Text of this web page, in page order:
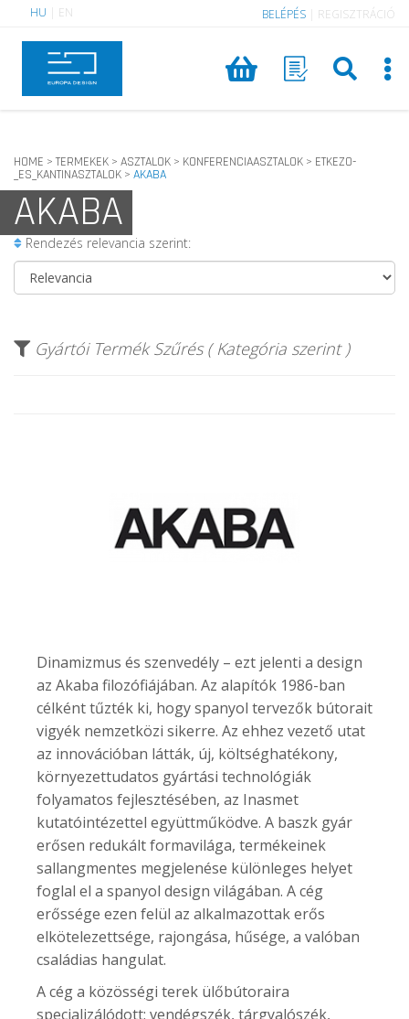
HU EN BELÉPÉS REGISZTRÁCIÓ
HOME > TERMEKEK > ASZTALOK > KONFERENCIAASZTALOK > ETKEZO-
_ES_KANTINASZTALOK > AKABA
AKABA
Rendezés relevancia szerint:
Gyártói Termék Szűrés ( Kategória szerint )
Dinamizmus és szenvedély – ezt jelenti a design
az Akaba filozófiájában. Az alapítók 1986-ban
célként tűzték ki, hogy spanyol tervezők bútorait
vigyék nemzetközi sikerre. Az ehhez vezető utat
az innovációban látták, új, költséghatékony,
környezettudatos gyártási technológiák
folyamatos fejlesztésében, az Inasmet
kutatóintézettel együttműködve. A baszk gyár
erősen redukált formavilága, termékeinek
sallangmentes megjelenése különleges helyet
foglal el a spanyol design világában. A cég
erőssége ezen felül az alkalmazottak erős
elkötelezettsége, rajongása, hűsége, a valóban
családias hangulat.
A cég a közösségi terek ülőbútoraira
specializálódott: vendégszék, tárgyalószék,